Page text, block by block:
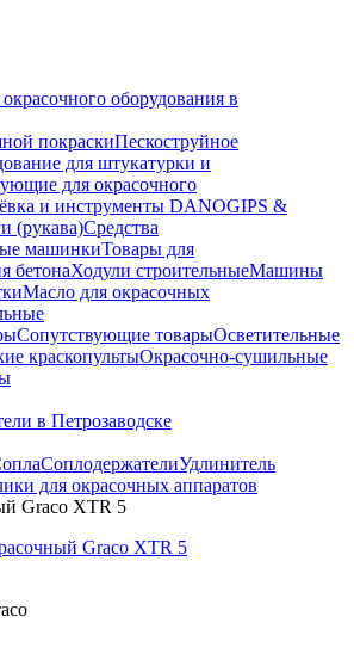
оборудования в
покраскиПескоструйное
для штукатурки и
для окрасочного
и инструменты DANOGIPS &
(рукава)Средства
машинкиТовары для
бетонаХодули строительныеМашины
Масло для окрасочных
Сопутствующие товарыОсветительные
краскопультыОкрасочно-сушильные
в Петрозаводске
СоплодержателиУдлинитель
для окрасочных аппаратов
Graco XTR 5